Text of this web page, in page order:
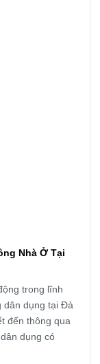
Nhà Ở Tại
trong lĩnh
dân dụng tại Đà
đến thông qua
dụng có